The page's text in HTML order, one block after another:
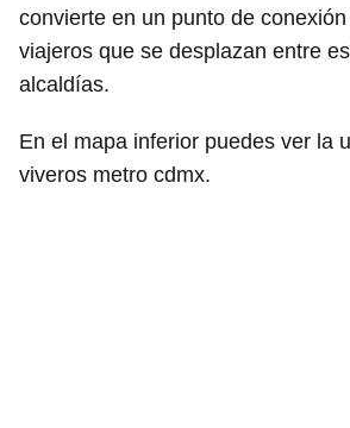
convierte en un punto de
viajeros que se desplazan entre
alcaldías.
En el mapa inferior puedes ver la
viveros metro cdmx.